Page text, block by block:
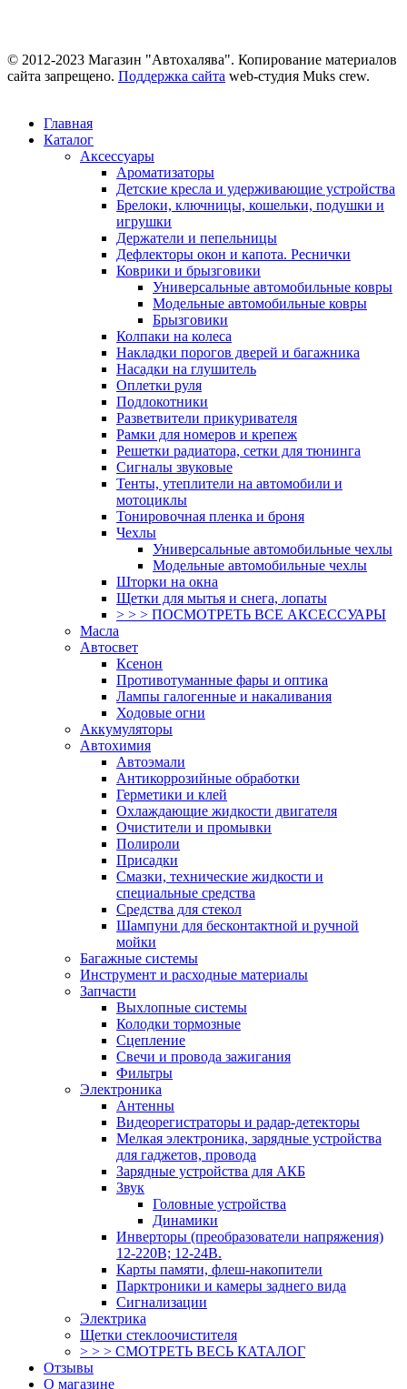
© 2012-2023 Магазин "Автохалява". Копирование материалов
сайта запрещено. Поддержка сайта web-студия Muks crew.
Главная
Каталог
Аксессуары
Ароматизаторы
Детские кресла и удерживающие устройства
Брелоки, ключницы, кошельки, подушки и
игрушки
Держатели и пепельницы
Дефлекторы окон и капота. Реснички
Коврики и брызговики
Универсальные автомобильные ковры
Модельные автомобильные ковры
Брызговики
Колпаки на колеса
Накладки порогов дверей и багажника
Насадки на глушитель
Оплетки руля
Подлокотники
Разветвители прикуривателя
Рамки для номеров и крепеж
Решетки радиатора, сетки для тюнинга
Сигналы звуковые
Тенты, утеплители на автомобили и
мотоциклы
Тонировочная пленка и броня
Чехлы
Универсальные автомобильные чехлы
Модельные автомобильные чехлы
Шторки на окна
Щетки для мытья и снега, лопаты
> > > ПОСМОТРЕТЬ ВСЕ АКСЕССУАРЫ
Масла
Автосвет
Ксенон
Противотуманные фары и оптика
Лампы галогенные и накаливания
Ходовые огни
Аккумуляторы
Автохимия
Автоэмали
Антикоррозийные обработки
Герметики и клей
Охлаждающие жидкости двигателя
Очистители и промывки
Полироли
Присадки
Смазки, технические жидкости и
специальные средства
Средства для стекол
Шампуни для бесконтактной и ручной
мойки
Багажные системы
Инструмент и расходные материалы
Запчасти
Выхлопные системы
Колодки тормозные
Сцепление
Свечи и провода зажигания
Фильтры
Электроника
Антенны
Видеорегистраторы и радар-детекторы
Мелкая электроника, зарядные устройства
для гаджетов, провода
Зарядные устройства для АКБ
Звук
Головные устройства
Динамики
Инверторы (преобразователи напряжения)
12-220В; 12-24В.
Карты памяти, флеш-накопители
Парктроники и камеры заднего вида
Сигнализации
Электрика
Щетки стеклоочистителя
> > > СМОТРЕТЬ ВЕСЬ КАТАЛОГ
Отзывы
О магазине